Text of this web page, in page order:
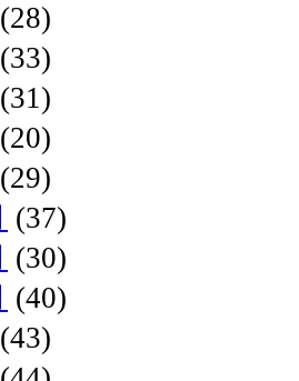
(28)
(33)
(31)
(20)
(29)
(37)
(30)
(40)
(43)